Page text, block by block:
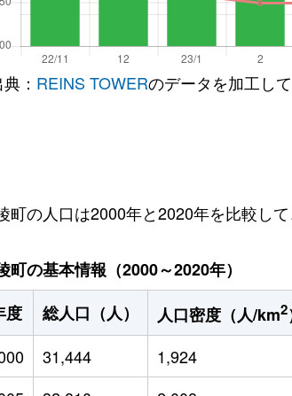
： REINS TOWERのデータを加工し
町の人口は2000年と2020年を比較し
町の基本情報（2000～2020年）
度
総人口（人） 人口密度（人/km2
31,444 1,924